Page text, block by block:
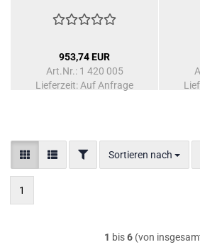
953,74 EUR
Art.Nr.: 1 420 005
Lieferzeit: Auf Anfrage
FILTERSortieren nach
Sortieren nach
1
1 bis6(von